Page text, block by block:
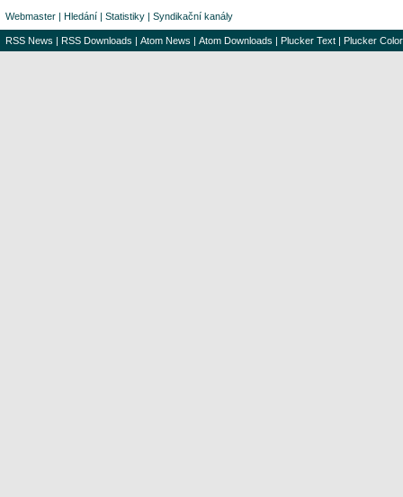
Webmaster | Hledání | Statistiky | Syndikační kanály
RSS News | RSS Downloads | Atom News | Atom Downloads | Plucker Text | Plucker Color